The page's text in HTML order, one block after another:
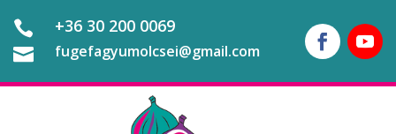
 +36 30 200 0069
 fugefagyumolcsei@gmail.com